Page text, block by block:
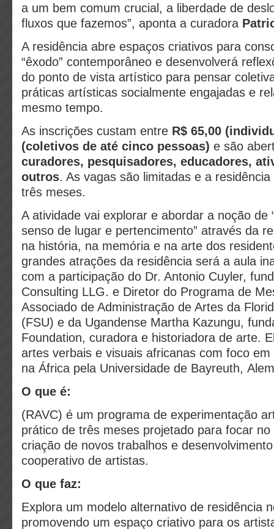
a um bem comum crucial, a liberdade de
fluxos que fazemos”, aponta a curadora
A residência abre espaços criativos para
“êxodo” contemporâneo e desenvolverá
do ponto de vista artístico para pensar
práticas artísticas socialmente engajadas e
mesmo tempo.
As inscrições custam entre R$ 65,00
(coletivos de até cinco pessoas) e são
curadores, pesquisadores, educadores,
outros. As vagas são limitadas e a
três meses.
A atividade vai explorar e abordar a noção de
senso de lugar e pertencimento” através da
na história, na memória e na arte dos
grandes atrações da residência será a aula
com a participação do Dr. Antonio Cuyler,
Consulting LLG. e Diretor do Programa de
Associado de Administração de Artes da
(FSU) e da Ugandense Martha Kazungu,
Foundation, curadora e historiadora de arte.
artes verbais e visuais africanas com foco
na África pela Universidade de Bayreuth,
O que é:
(RAVC) é um programa de experimentação
prático de três meses projetado para focar
criação de novos trabalhos e
cooperativo de artistas.
O que faz:
Explora um modelo alternativo de residência
promovendo um espaço criativo para os